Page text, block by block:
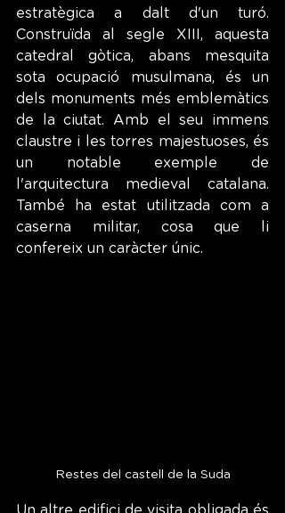
estratègica a dalt d'un turó.
Construïda al segle XIII, aquesta
catedral gòtica, abans mesquita
sota ocupació musulmana, és un
dels monuments més emblemàtics
de la ciutat. Amb el seu immens
claustre i les torres majestuoses, és
un notable exemple de
l'arquitectura medieval catalana.
També ha estat utilitzada com a
caserna militar, cosa que li
confereix un caràcter únic.
Restes del castell de la Suda